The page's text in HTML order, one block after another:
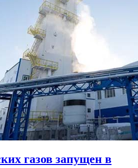
газов запущен в